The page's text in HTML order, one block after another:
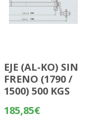
EJE (AL-KO) SIN
FRENO (1790 /
1500) 500 KGS
185,85€